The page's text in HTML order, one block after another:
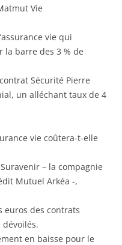
Vie
vie qui
barre des 3 % de
Sécurité Pierre
un alléchant taux de 4
vie coûtera-t-elle
– la compagnie
Mutuel Arkéa -,
euros des contrats
dévoilés.
en baisse pour le